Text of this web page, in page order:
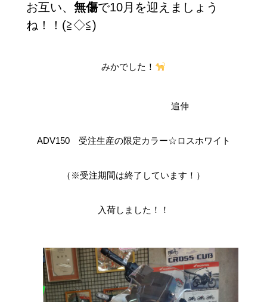
お互い、 無傷で10月を迎えましょう
ね！！(≧◇≦)
みかでした！
追伸
ADV150 受注生産の限定カラー☆ロスホワイト
（※受注期間は終了しています！）
入荷しました！！